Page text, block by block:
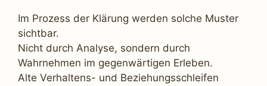
Im Prozess der Klärung werden solche Muster
sichtbar.
Nicht durch Analyse, sondern durch
Wahrnehmen im gegenwärtigen Erleben.
Alte Verhaltens- und Beziehungsschleifen